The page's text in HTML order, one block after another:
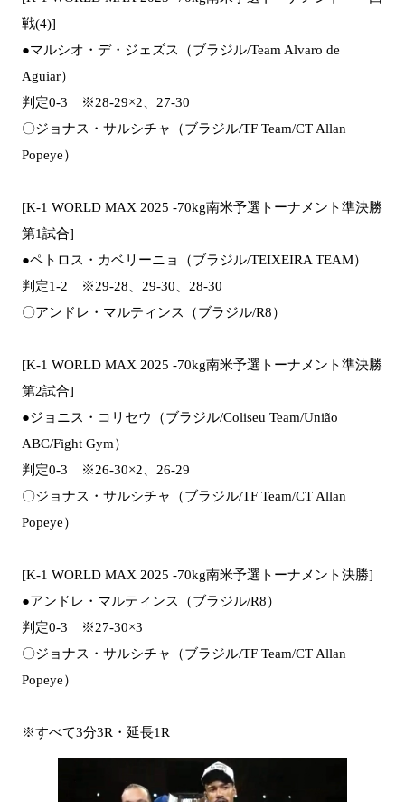
戦(4)]
●マルシオ・デ・ジェズス（ブラジル/Team Alvaro de
Aguiar）
判定0-3 ※28-29×2、27-30
〇ジョナス・サルシチャ（ブラジル/TF Team/CT Allan
Popeye）
[K-1 WORLD MAX 2025 -70kg南米予選トーナメント準決勝
第1試合]
●ペトロス・カベリーニョ（ブラジル/TEIXEIRA TEAM）
判定1-2 ※29-28、29-30、28-30
〇アンドレ・マルティンス（ブラジル/R8）
[K-1 WORLD MAX 2025 -70kg南米予選トーナメント準決勝
第2試合]
●ジョニス・コリセウ（ブラジル/Coliseu Team/União
ABC/Fight Gym）
判定0-3 ※26-30×2、26-29
〇ジョナス・サルシチャ（ブラジル/TF Team/CT Allan
Popeye）
[K-1 WORLD MAX 2025 -70kg南米予選トーナメント決勝]
●アンドレ・マルティンス（ブラジル/R8）
判定0-3 ※27-30×3
〇ジョナス・サルシチャ（ブラジル/TF Team/CT Allan
Popeye）
※すべて3分3R・延長1R